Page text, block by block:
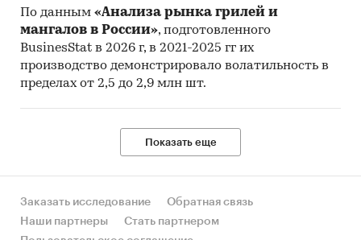
По данным «Анализа рынка грилей и
мангалов в России», подготовленного
BusinesStat в 2026 г, в 2021-2025 гг их
производство демонстрировало волатильность в
пределах от 2,5 до 2,9 млн шт.
Показать еще
Заказать исследование
Обратная связь
Наши партнеры
Стать партнером